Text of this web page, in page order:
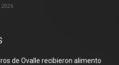
de Ovalle recibieron alimento